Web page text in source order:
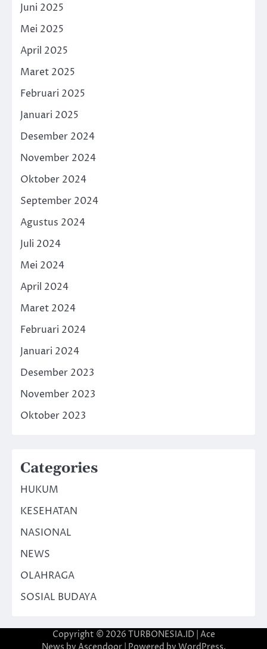
Juni 2025
Mei 2025
April 2025
Maret 2025
Februari 2025
Januari 2025
Desember 2024
November 2024
Oktober 2024
September 2024
Agustus 2024
Juli 2024
Mei 2024
April 2024
Maret 2024
Februari 2024
Januari 2024
Desember 2023
November 2023
Oktober 2023
Categories
HUKUM
KESEHATAN
NASIONAL
NEWS
OLAHRAGA
SOSIAL BUDAYA
Copyright © 2026 TURBONESIA.ID| Ace